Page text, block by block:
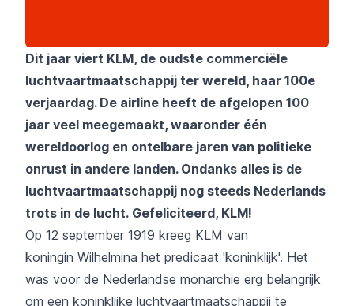
Dit jaar viert KLM, de oudste commerciële
luchtvaartmaatschappij ter wereld, haar 100e
verjaardag. De airline heeft de afgelopen 100
jaar veel meegemaakt, waaronder één
wereldoorlog en ontelbare jaren van politieke
onrust in andere landen. Ondanks alles is de
luchtvaartmaatschappij nog steeds Nederlands
trots in de lucht. Gefeliciteerd, KLM!
Op 12 september 1919 kreeg KLM van
koningin Wilhelmina het predicaat 'koninklijk'. Het
was voor de Nederlandse monarchie erg belangrijk
om een koninklijke luchtvaartmaatschappij te